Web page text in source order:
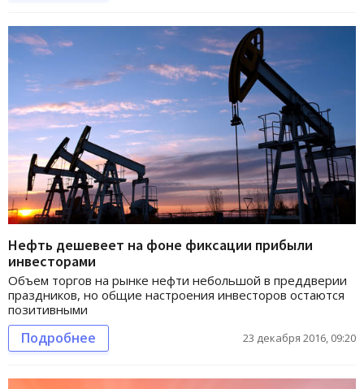
Нефть дешевеет на фоне фиксации прибыли
инвесторами
Объем торгов на рынке нефти небольшой в преддверии
праздников, но общие настроения инвесторов остаются
позитивными
Подробнее 23 декабря 2016, 09:20